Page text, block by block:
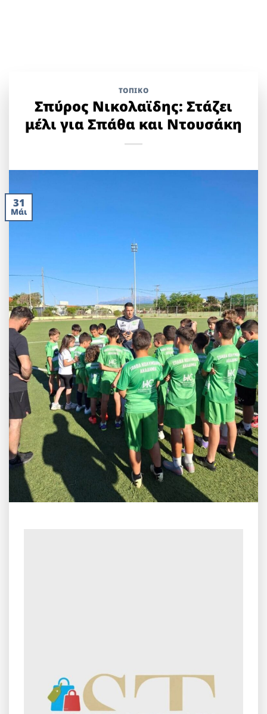
ΤΟΠΙΚΌ
Σπύρος Νικολαϊδης: Στάζει
μέλι για Σπάθα και Ντουσάκη
31
Μάι